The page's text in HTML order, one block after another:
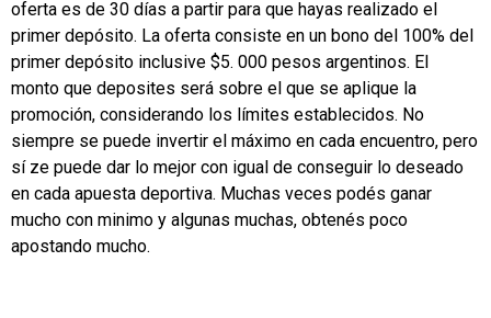
oferta es de 30 días a partir para que hayas realizado el
primer depósito. La oferta consiste en un bono del 100% del
primer depósito inclusive $5. 000 pesos argentinos. El
monto que deposites será sobre el que se aplique la
promoción, considerando los límites establecidos. No
siempre se puede invertir el máximo en cada encuentro, pero
sí ze puede dar lo mejor con igual de conseguir lo deseado
en cada apuesta deportiva. Muchas veces podés ganar
mucho con minimo y algunas muchas, obtenés poco
apostando mucho.